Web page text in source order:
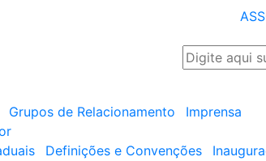
Grupos de Relacionamento
Imprensa
Definições e Convenções